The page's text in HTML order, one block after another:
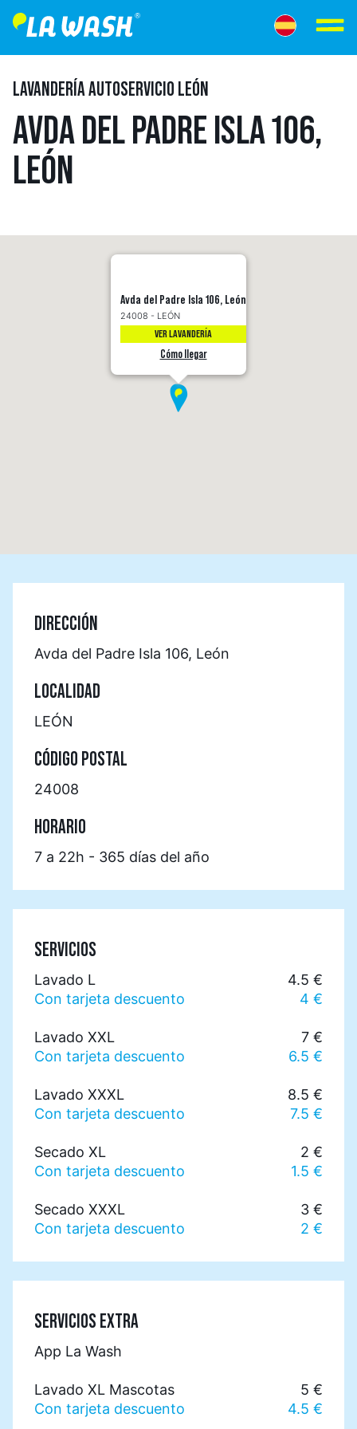
LAVANDERÍA AUTOSERVICIO LEÓN
AVDA DEL PADRE ISLA 106,
LEÓN
Avda del Padre Isla 106, León
24008 - LEÓN
VER LAVANDERÍA
Cómo llegar
DIRECCIÓN
Avda del Padre Isla 106, León
LOCALIDAD
LEÓN
CÓDIGO POSTAL
24008
HORARIO
7 a 22h - 365 días del año
SERVICIOS
Lavado L
4.5 €
Con tarjeta descuento
4 €
Lavado XXL
7 €
Con tarjeta descuento
6.5 €
Lavado XXXL
8.5 €
Con tarjeta descuento
7.5 €
Secado XL
2 €
Con tarjeta descuento
1.5 €
Secado XXXL
3 €
Con tarjeta descuento
2 €
SERVICIOS EXTRA
App La Wash
Lavado XL Mascotas
5 €
Con tarjeta descuento
4.5 €